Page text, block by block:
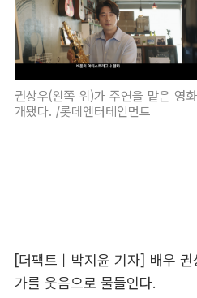
권상우(왼쪽 위)가 주연을 맡은 영
개됐다. /롯데엔터테인먼트
[더팩트｜박지윤 기자] 배우
가를 웃음으로 물들인다.